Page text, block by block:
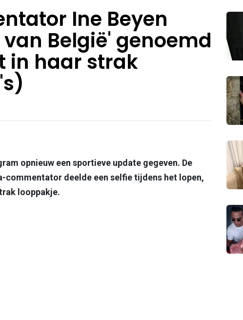
Ine Beyen
België' genoemd
in haar strak
opnieuw een sportieve update gegeven. De
deelde een selfie tijdens het lopen,
looppakje.